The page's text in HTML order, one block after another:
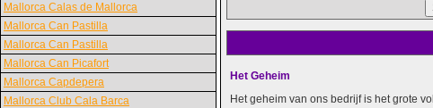
Mallorca Calas de Mallorca
Mallorca Can Pastilla
Mallorca Can Pastilla
Mallorca Can Picafort
Mallorca Capdepera
Mallorca Club Cala Barca
Het Geheim
Het geheim van ons bedrijf is het grote